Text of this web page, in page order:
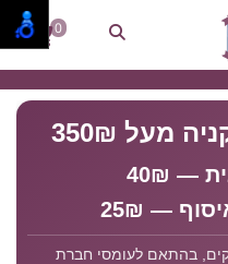
מעל 350₪
40₪
— 25₪
3–7 ימי עסקים, בהתאם לעומסי חברת
0